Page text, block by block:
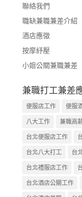
聯絡我們
職缺兼職兼差介紹
酒店應徵
按摩紓壓
小姐公關兼職兼差
兼職打工兼差
便服店工作 便服
八大工作
兼職高
台北便服店工作
台北八大打工
台
台北禮服店工作
台北酒店公關工作